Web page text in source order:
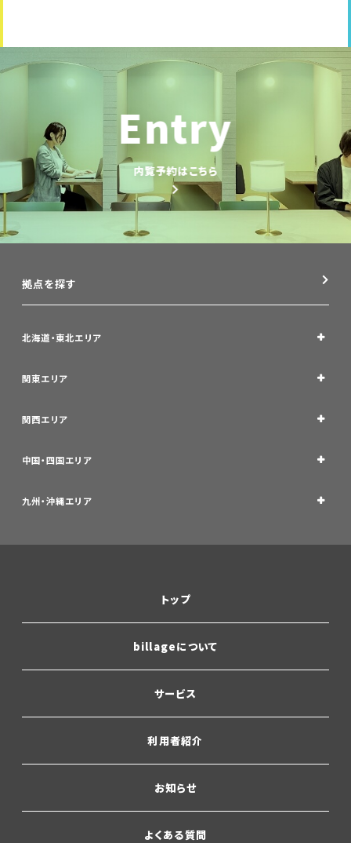
Entry
内覧予約はこちら
拠点を探す
北海道・東北エリア
関東エリア
関西エリア
中国・四国エリア
九州・沖縄エリア
トップ
billageについて
サービス
利用者紹介
お知らせ
よくある質問